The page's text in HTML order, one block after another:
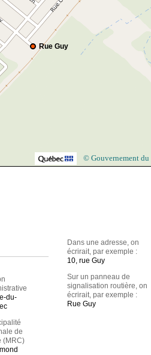
Rue Guy
© Gouvernement du
du-
de
(MRC)
Dans une adresse, on
écrirait, par exemple :
10, rue Guy
Sur un panneau de
signalisation routière, on
écrirait, par exemple :
Rue Guy